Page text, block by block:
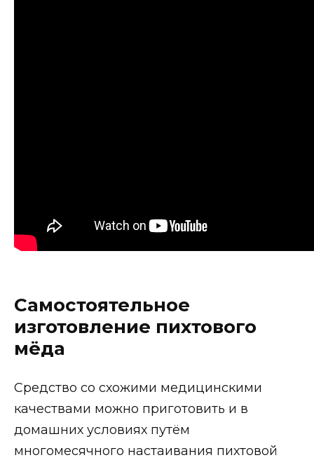
Самостоятельное
изготовление пихтового
мёда
Средство со схожими медицинскими
качествами можно приготовить и в
домашних условиях путём
многомесячного настаивания пихтовой